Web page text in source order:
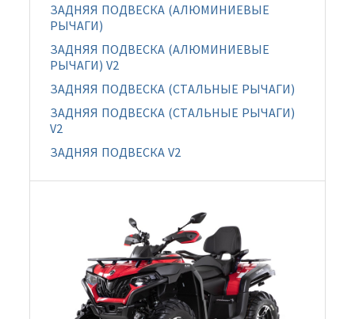
ЗАДНЯЯ ПОДВЕСКА (АЛЮМИНИЕВЫЕ
РЫЧАГИ)
ЗАДНЯЯ ПОДВЕСКА (АЛЮМИНИЕВЫЕ
РЫЧАГИ) V2
ЗАДНЯЯ ПОДВЕСКА (СТАЛЬНЫЕ РЫЧАГИ)
ЗАДНЯЯ ПОДВЕСКА (СТАЛЬНЫЕ РЫЧАГИ)
V2
ЗАДНЯЯ ПОДВЕСКА V2